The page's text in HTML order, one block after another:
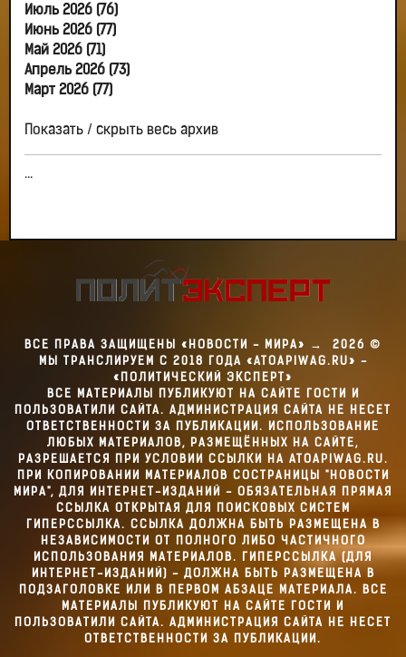
Июль 2026 (76)
Июнь 2026 (77)
Май 2026 (71)
Апрель 2026 (73)
Март 2026 (77)
Показать / скрыть весь архив
...
ВСЕ ПРАВА ЗАЩИЩЕНЫ «НОВОСТИ - МИРА» → 2026 ©
МЫ ТРАНСЛИРУЕМ С 2018 ГОДА «ATOAPIWAG.RU» -
«ПОЛИТИЧЕСКИЙ ЭКСПЕРТ»
ВСЕ МАТЕРИАЛЫ ПУБЛИКУЮТ НА САЙТЕ ГОСТИ И
ПОЛЬЗОВАТИЛИ САЙТА. АДМИНИСТРАЦИЯ САЙТА НЕ НЕСЕТ
ОТВЕТСТВЕННОСТИ ЗА ПУБЛИКАЦИИ. ИСПОЛЬЗОВАНИЕ
ЛЮБЫХ МАТЕРИАЛОВ, РАЗМЕЩЁННЫХ НА САЙТЕ,
РАЗРЕШАЕТСЯ ПРИ УСЛОВИИ ССЫЛКИ НА ATOAPIWAG.RU.
ПРИ КОПИРОВАНИИ МАТЕРИАЛОВ СОСТРАНИЦЫ "НОВОСТИ
МИРА", ДЛЯ ИНТЕРНЕТ-ИЗДАНИЙ - ОБЯЗАТЕЛЬНАЯ ПРЯМАЯ
ССЫЛКА ОТКРЫТАЯ ДЛЯ ПОИСКОВЫХ СИСТЕМ
ГИПЕРССЫЛКА. ССЫЛКА ДОЛЖНА БЫТЬ РАЗМЕЩЕНА В
НЕЗАВИСИМОСТИ ОТ ПОЛНОГО ЛИБО ЧАСТИЧНОГО
ИСПОЛЬЗОВАНИЯ МАТЕРИАЛОВ. ГИПЕРССЫЛКА (ДЛЯ
ИНТЕРНЕТ-ИЗДАНИЙ) - ДОЛЖНА БЫТЬ РАЗМЕЩЕНА В
ПОДЗАГОЛОВКЕ ИЛИ В ПЕРВОМ АБЗАЦЕ МАТЕРИАЛА. ВСЕ
МАТЕРИАЛЫ ПУБЛИКУЮТ НА САЙТЕ ГОСТИ И
ПОЛЬЗОВАТИЛИ САЙТА. АДМИНИСТРАЦИЯ САЙТА НЕ НЕСЕТ
ОТВЕТСТВЕННОСТИ ЗА ПУБЛИКАЦИИ.